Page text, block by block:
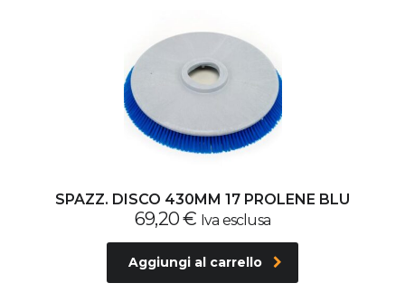
SPAZZ. DISCO 430MM 17 PROLENE BLU
69,20€ Iva esclusa
Aggiungi al carrello